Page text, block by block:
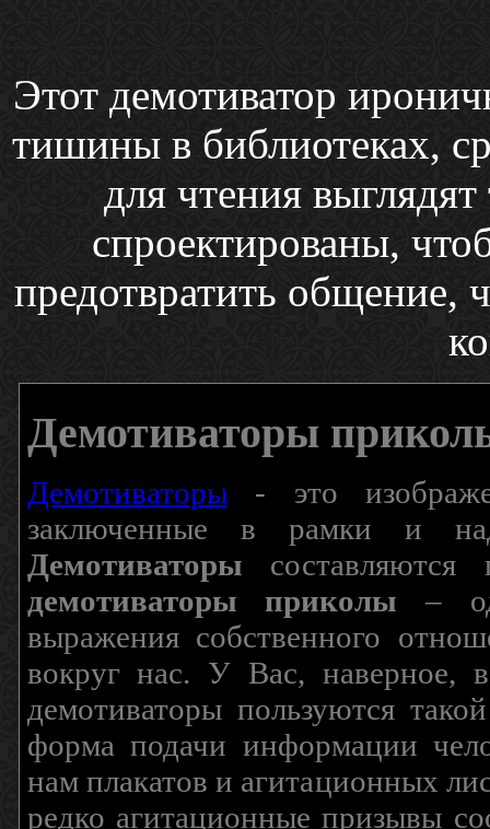
Этот демотиватор
тишины в библиотеках,
для чтения
спроектированы,
предотвратить общение,
Демотиваторы
Демотиваторы- это
заключенные в рамки и
Демотиваторы составляются
демотиваторы приколы –
выражения собственного
вокруг нас. У Вас, наверное,
демотиваторы пользуются
форма подачи информации
нам плакатов и агитационных
редко агитационные призывы